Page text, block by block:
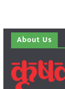
About Us